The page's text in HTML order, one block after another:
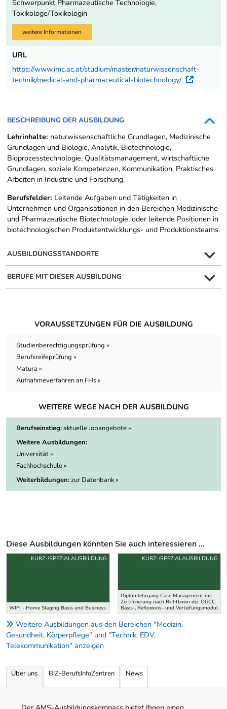
Schwerpunkt Pharmazeutische Technologie,
Toxikologe/Toxikologin
weitere Informationen
URL
https://www.imc.ac.at/studium/master/naturwissenschaft-
technik/medical-and-pharmaceutical-biotechnology/
BESCHREIBUNG DER AUSBILDUNG
Lehrinhalte: naturwissenschaftliche Grundlagen, Medizinische
Grundlagen und Biologie, Analytik, Biotechnologie,
Bioprozesstechnologie, Qualitätsmanagement, wirtschaftliche
Grundlagen, soziale Kompetenzen, Kommunikation, Praktisches
Arbeiten in Industrie und Forschung.
Berufsfelder: Leitende Aufgaben und Tätigkeiten in
Unternehmen und Organisationen in den Bereichen Medizinische
und Pharmazeutische Biotechnologie, oder leitende Positionen in
biotechnologischen Produktentwicklungs- und Produktionsteams.
AUSBILDUNGSSTANDORTE
BERUFE MIT DIESER AUSBILDUNG
VORAUSSETZUNGEN FÜR DIE AUSBILDUNG
Studienberechtigungsprüfung »
Berufsreifeprüfung »
Matura »
Aufnahmeverfahren an FHs »
WEITERE WEGE NACH DER AUSBILDUNG
Berufseinstieg:aktuelle Jobangebote »
Weitere Ausbildungen:
Universität »
Fachhochschule »
Weiterbildungen:zur Datenbank »
Diese Ausbildungen könnten Sie auch interessieren ...
Uber weitere Ausbildungsvorschläge
WIFI - Home Staging Basis und Business
KURZ-/SPEZIALAUSBILDUNG
Diplomlehrgang Case Management mit
Zertifizierung nach Richtlinien der ÖGCC
Basis-, Reflexions- und Vertiefungsmodul
KURZ-/SPEZIALAUSBILDUNG
Weitere Ausbildungen aus den Bereichen "Medizin,
Gesundheit, Körperpflege" und "Technik, EDV,
Telekommunikation" anzeigen
Über uns BIZ-BerufsInfoZentren News